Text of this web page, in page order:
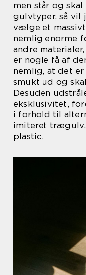
men står og
gulvtyper, så vil
vælge et
nemlig enorme
andre
er nogle få af
nemlig, at det er
smukt ud og
Desuden
eksklusivitet,
i forhold til
imiteret trægulv,
plastic.